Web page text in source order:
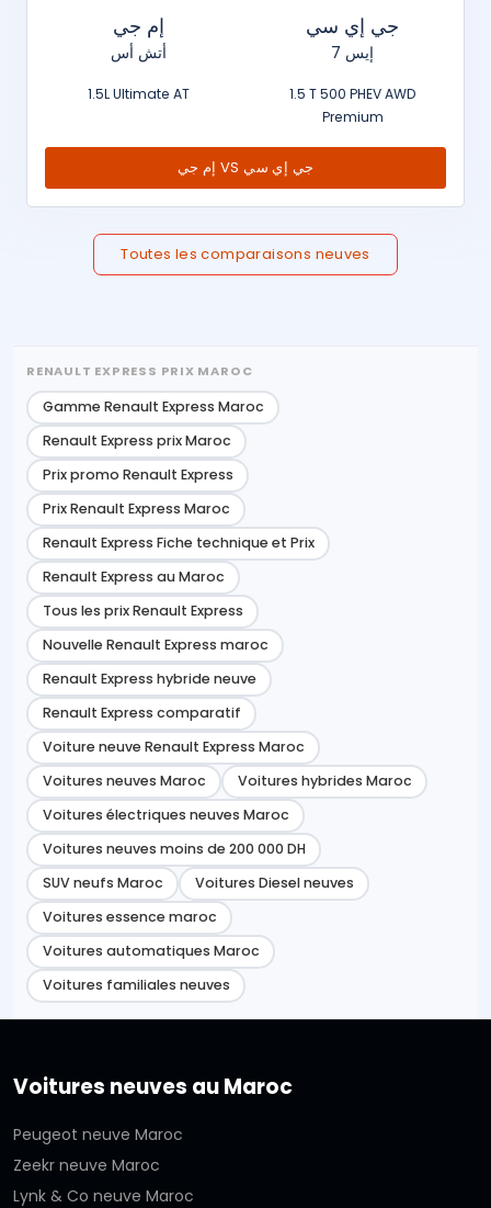
إم جي
أتش أس
1.5L Ultimate AT
جي إي سي
إيس 7
1.5 T 500 PHEV AWD
Premium
إم جي VS جي إي سي
Toutes les comparaisons neuves
RENAULT EXPRESS PRIX MAROC
Gamme Renault Express Maroc
Renault Express prix Maroc
Prix promo Renault Express
Prix Renault Express Maroc
Renault Express Fiche technique et Prix
Renault Express au Maroc
Tous les prix Renault Express
Nouvelle Renault Express maroc
Renault Express hybride neuve
Renault Express comparatif
Voiture neuve Renault Express Maroc
Voitures neuves Maroc
Voitures hybrides Maroc
Voitures électriques neuves Maroc
Voitures neuves moins de 200 000 DH
SUV neufs Maroc
Voitures Diesel neuves
Voitures essence maroc
Voitures automatiques Maroc
Voitures familiales neuves
Voitures neuves au Maroc
Peugeot neuve Maroc
Zeekr neuve Maroc
Lynk & Co neuve Maroc